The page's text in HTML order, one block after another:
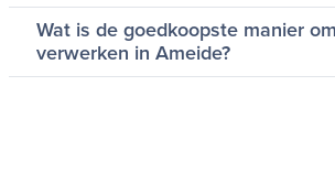
Wat is de goedkoopste manier
verwerken in Ameide?